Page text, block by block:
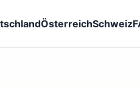
ÖsterreichSchweiz